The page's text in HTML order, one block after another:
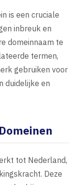
is een cruciale
inbreuk en
domeinnaam te
termen,
gebruiken voor
duidelijke en
tot Nederland,
Deze